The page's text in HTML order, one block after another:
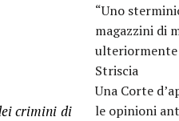
crimini di
“Uno
magazzini di
ulteriormente
Striscia
Una Corte
le opinioni